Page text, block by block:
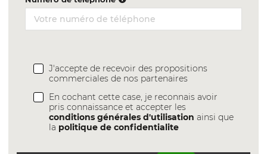
J'accepte de recevoir des propositions
commerciales de nos partenaires
En cochant cette case, je reconnais avoir
pris connaissance et accepter les
conditions générales d'utilisation ainsi que
la politique de confidentialite